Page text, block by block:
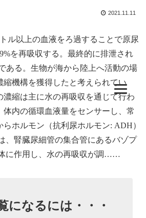
2021.11.11
ル以上の血液をろ過することで原尿
を再吸収する。最終的に排泄され
ある。生物が海から陸上へ活動の場
縮機構を獲得したと考えられてい
濃縮は主に水の再吸収を通じて行わ
体内の循環血液量をセンサーし、常
らホルモン （抗利尿ホルモン: ADH）
、腎臓尿細管の集合管にあるバゾプ
に作用し、水の再吸収が調……
になるには・・・